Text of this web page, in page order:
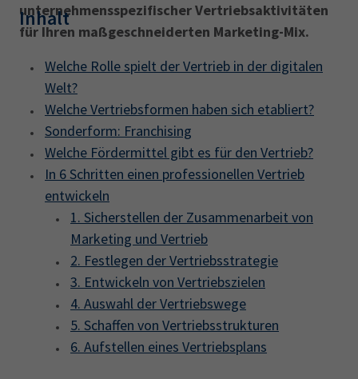
unternehmensspezifischer Vertriebsaktivitäten
für Ihren maßgeschneiderten Marketing-Mix.
Inhalt
Welche Rolle spielt der Vertrieb in der digitalen
Welt?
Welche Vertriebsformen haben sich etabliert?
Sonderform: Franchising
Welche Fördermittel gibt es für den Vertrieb?
In 6 Schritten einen professionellen Vertrieb
entwickeln
1. Sicherstellen der Zusammenarbeit von
Marketing und Vertrieb
2. Festlegen der Vertriebsstrategie
3. Entwickeln von Vertriebszielen
4. Auswahl der Vertriebswege
5. Schaffen von Vertriebsstrukturen
6. Aufstellen eines Vertriebsplans